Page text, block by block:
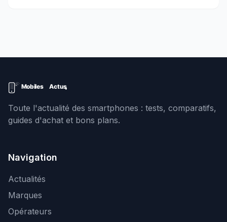
Toute l'actualité des smartphones : tests, comparatifs,
guides d'achat et bons plans.
Navigation
Actualités
Marques
Opérateurs